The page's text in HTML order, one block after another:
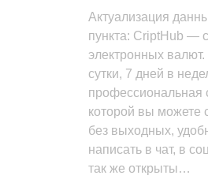
Актуализация
пункта: CriptHub —
электронных
сутки, 7 дней в
профессиональная
которой вы можете
без выходных,
написать в чат, в
так же открыты…